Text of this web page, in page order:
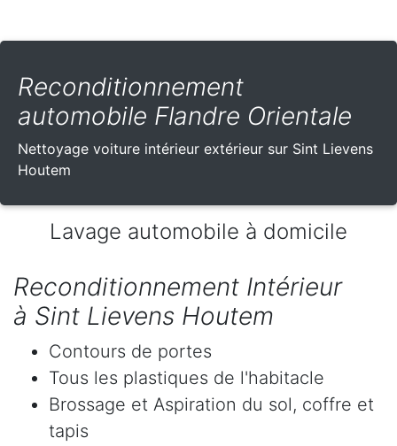
Reconditionnement
automobile Flandre Orientale
Nettoyage voiture intérieur extérieur sur Sint Lievens
Houtem
Lavage automobile à domicile
Reconditionnement Intérieur
à Sint Lievens Houtem
Contours de portes
Tous les plastiques de l'habitacle
Brossage et Aspiration du sol, coffre et
tapis